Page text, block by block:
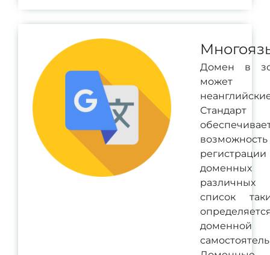
Домен в
может
возможность
список
доменной